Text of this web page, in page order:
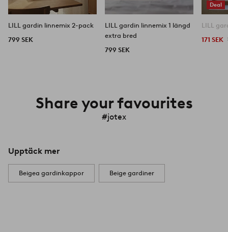
LILL gardin linnemix 2-pack
799 SEK
LILL gardin linnemix 1 längd
extra bred
799 SEK
Deal
LILL
171 SEK
Share your favourites
#jotex
Upptäck mer
Beigea gardinkappor Beige gardiner